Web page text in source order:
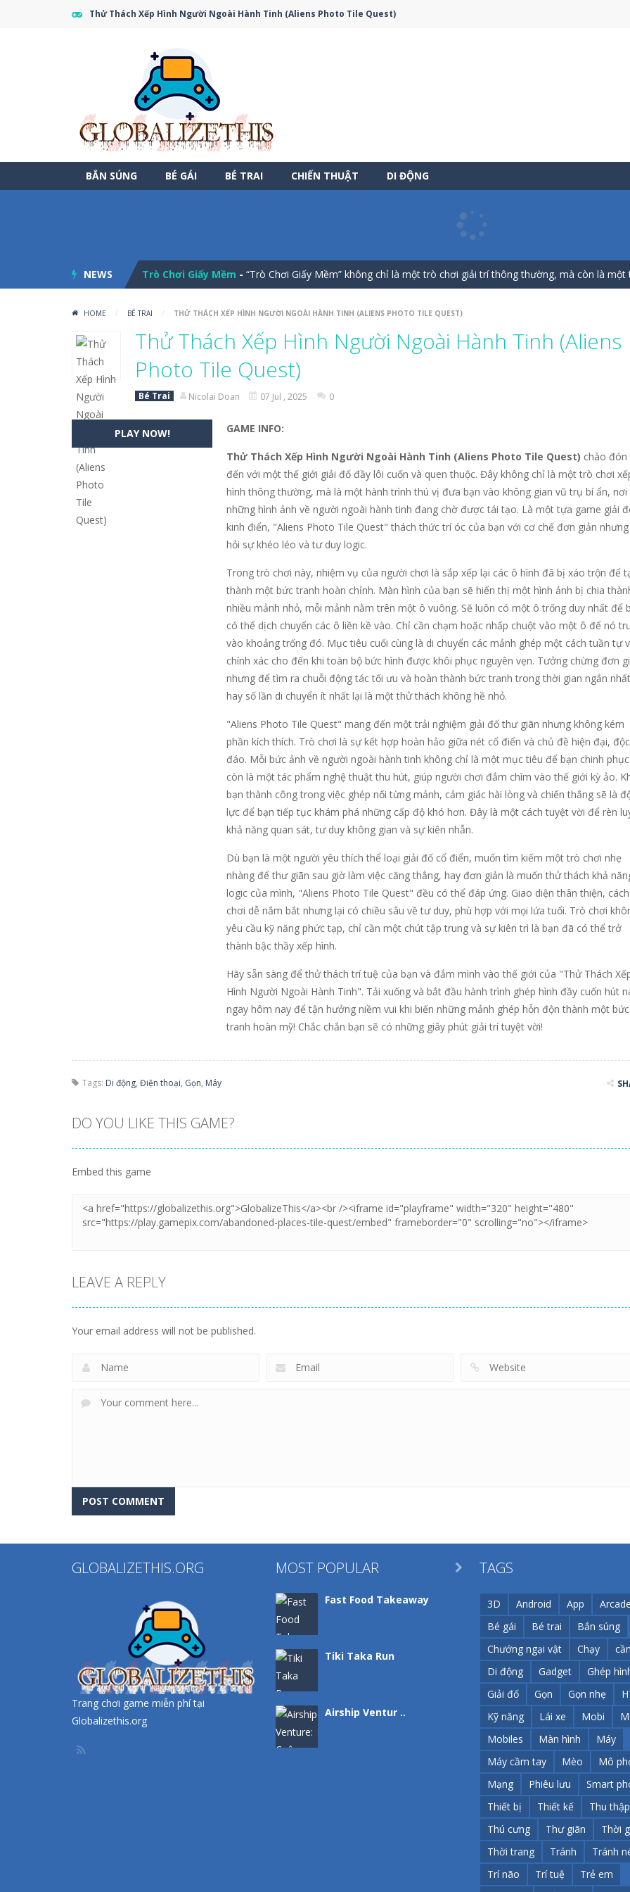
Thử Thách Xếp Hình Người Ngoài Hành Tinh (Aliens Photo Tile Quest)
BẮN SÚNG BÉ GÁI BÉ TRAI CHIẾN THUẬT DI ĐỘNG
NEWS
Bạn sẽ hóa thân thành một người nông dân đích thực, bận rộn với việc chăm sóc
Trò Chơi Giấy Mềm - “Trò Chơi Giấy Mềm” không chỉ là một trò chơi giải trí thông thường, mà còn là một
Vua Bắn Cung Vua Bắn Cung – Hãy nhắm mục tiêu, bắn những mũi tên của bạn và trở thành Vua Bắn
Baby Stitch Đáng Yêu Chào mừng bạn đến với Thử Thách Xếp Hình Trượt “Baby Stitch Đáng Yêu”!
Mở ra một hành trình không tưởng, Ghép Nối Tình Bạn không chỉ là một tựa game giải
Sách Tô Màu: Nhím Dễ Thương không chỉ là một trò chơi tô màu thông thường,
Chuyến Bay Giấy không chỉ là một tựa game arcade thông thường, mà còn là một trải
Cuộc Chạy Của Chiến Binh Man Rợ- “Cuộc Chạy Của Chiến Binh Man Rợ” (Barbarian Run) không chỉ là một
Một Ngày Thư Thái Ở Vùng Quê?-Bạn sẽ hóa thân thành một người nông dân đích thực, bận rộn với việc chăm sóc
Tìm Điểm Khác Biệt-“Tìm Điểm Khác Biệt” không chỉ là một thể loại trò chơi kinh điển mà còn là một
HOME / BÉ TRAI / THỬ THÁCH XẾP HÌNH NGƯỜI NGOÀI HÀNH TINH (ALIENS PHOTO TILE QUEST)
Thử Thách Xếp Hình Người Ngoài Hành Tinh (Aliens
Photo Tile Quest)
Bé Trai Nicolai Doan 07 Jul , 2025 0
GAME INFO:
Thử Thách Xếp Hình Người Ngoài Hành Tinh (Aliens Photo Tile Quest) chào đón
đến với một thế giới giải đố đầy lôi cuốn và quen thuộc. Đây không chỉ là một trò chơi
hình thông thường, mà là một hành trình thú vị đưa bạn vào không gian vũ trụ bí ẩn, nơi
những hình ảnh về người ngoài hành tinh đang chờ được tái tạo. Là một tựa game giải
kinh điển, "Aliens Photo Tile Quest" thách thức trí óc của bạn với cơ chế đơn giản
hỏi sự khéo léo và tư duy logic.
Trong trò chơi này, nhiệm vụ của người chơi là sắp xếp lại các ô hình đã bị xáo trộn để
thành một bức tranh hoàn chỉnh. Màn hình của bạn sẽ hiển thị một hình ảnh bị chia
nhiều mảnh nhỏ, mỗi mảnh nằm trên một ô vuông. Sẽ luôn có một ô trống duy nhất để
có thể dịch chuyển các ô liền kề vào. Chỉ cần chạm hoặc nhấp chuột vào một ô để nó
vào khoảng trống đó. Mục tiêu cuối cùng là di chuyển các mảnh ghép một cách tuần tự
chính xác cho đến khi toàn bộ bức hình được khôi phục nguyên vẹn. Tưởng chừng đơn
nhưng để tìm ra chuỗi động tác tối ưu và hoàn thành bức tranh trong thời gian ngắn nhất
hay số lần di chuyển ít nhất lại là một thử thách không hề nhỏ.
"Aliens Photo Tile Quest" mang đến một trải nghiệm giải đố thư giãn nhưng không kém
phần kích thích. Trò chơi là sự kết hợp hoàn hảo giữa nét cổ điển và chủ đề hiện đại, độc
đáo. Mỗi bức ảnh về người ngoài hành tinh không chỉ là một mục tiêu để bạn chinh
còn là một tác phẩm nghệ thuật thu hút, giúp người chơi đắm chìm vào thế giới kỳ ảo.
bạn thành công trong việc ghép nối từng mảnh, cảm giác hài lòng và chiến thắng sẽ là
lực để bạn tiếp tục khám phá những cấp độ khó hơn. Đây là một cách tuyệt vời để rèn
khả năng quan sát, tư duy không gian và sự kiên nhẫn.
Dù bạn là một người yêu thích thể loại giải đố cổ điển, muốn tìm kiếm một trò chơi nhẹ
nhàng để thư giãn sau giờ làm việc căng thẳng, hay đơn giản là muốn thử thách khả
logic của mình, "Aliens Photo Tile Quest" đều có thể đáp ứng. Giao diện thân thiện, cách
chơi dễ nắm bắt nhưng lại có chiều sâu về tư duy, phù hợp với mọi lứa tuổi. Trò chơi
yêu cầu kỹ năng phức tạp, chỉ cần một chút tập trung và sự kiên trì là bạn đã có thể trở
thành bậc thầy xếp hình.
Hãy sẵn sàng để thử thách trí tuệ của bạn và đắm mình vào thế giới của "Thử Thách
Hình Người Ngoài Hành Tinh". Tải xuống và bắt đầu hành trình ghép hình đầy cuốn hút
ngay hôm nay để tận hưởng niềm vui khi biến những mảnh ghép hỗn độn thành một bức
tranh hoàn mỹ! Chắc chắn bạn sẽ có những giây phút giải trí tuyệt vời!
PLAY NOW!
Tags: Di động, Điện thoại, Gọn, Máy
DO YOU LIKE THIS GAME?
Embed this game
LEAVE A REPLY
Your email address will not be published.
GLOBALIZETHIS.ORG
Trang chơi game miễn phí tại
Globalizethis.org
MOST POPULAR
Fast Food Takeaway
Tiki Taka Run
Airship Ventur ..
 TAGS
3D Android App
Arcade
Bé gái
Bé trai
Bắn súng
Chướng ngại vật
Chạy
Di động
Gadget
Ghép
Giải đố
Gọn Gọn nhẹ
Kỹ năng
Lái xe Mobi
Mobiles
Màn hình
Máy
Máy cầm tay
Mèo
Mô
Mạng
Phiêu lưu
Smart
Thiết bị
Thiết kế
Thu thập
Thú cưng
Thư giãn
Thời
Thời trang
Tránh
Tránh
Trí não
Trí tuệ
Trẻ em